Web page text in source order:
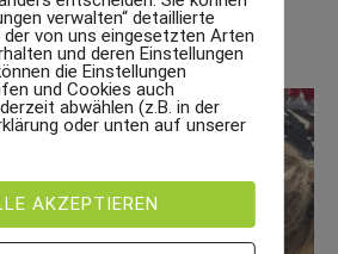
verwalten“ detaillierte
von uns eingesetzten Arten
und deren Einstellungen
die Einstellungen
und Cookies auch
abwählen (z.B. in der
oder unten auf unserer
AKZEPTIEREN